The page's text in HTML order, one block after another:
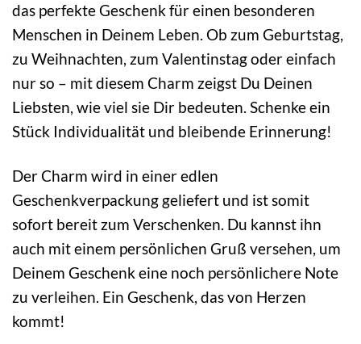
das perfekte Geschenk für einen besonderen
Menschen in Deinem Leben. Ob zum Geburtstag,
zu Weihnachten, zum Valentinstag oder einfach
nur so – mit diesem Charm zeigst Du Deinen
Liebsten, wie viel sie Dir bedeuten. Schenke ein
Stück Individualität und bleibende Erinnerung!
Der Charm wird in einer edlen
Geschenkverpackung geliefert und ist somit
sofort bereit zum Verschenken. Du kannst ihn
auch mit einem persönlichen Gruß versehen, um
Deinem Geschenk eine noch persönlichere Note
zu verleihen. Ein Geschenk, das von Herzen
kommt!